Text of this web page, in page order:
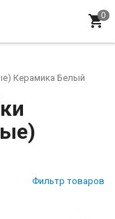
Керамика Белый
Фильтр товаров